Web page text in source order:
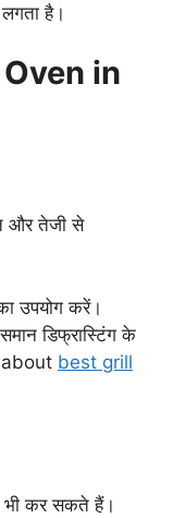
है।
in
और तेजी से
उपयोग करें।
डिफ्रास्टिंग के
about best grill
भी कर सकते हैं।